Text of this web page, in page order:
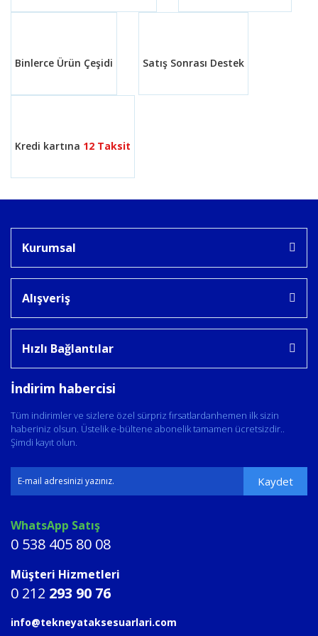
Binlerce Ürün Çeşidi Satış Sonrası Destek
Kredi kartına 12 Taksit
Kurumsal
Alışveriş
Hızlı Bağlantılar
İndirim habercisi
Tüm indirimler ve sizlere özel sürpriz fırsatlardanhemen ilk sizin
haberiniz olsun. Üstelik e-bültene abonelik tamamen ücretsizdir..
Şimdi kayıt olun.
Kaydet
WhatsApp Satış
0 538 405 80 08
Müşteri Hizmetleri
0 212 293 90 76
info@tekneyataksesuarlari.com